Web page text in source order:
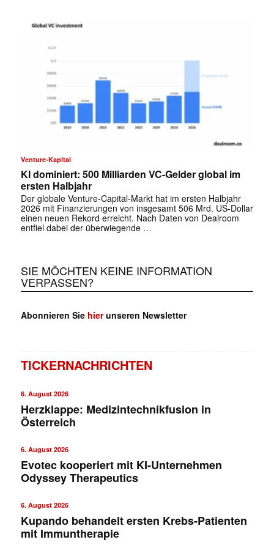
✕
Venture-Kapital
KI dominiert: 500 Milliarden VC-Gelder global im
ersten Halbjahr
Der globale Venture-Capital-Markt hat im ersten Halbjahr
2026 mit Finanzierungen von insgesamt 506 Mrd. US-Dollar
einen neuen Rekord erreicht. Nach Daten von Dealroom
entfiel dabei der überwiegende …
SIE MÖCHTEN KEINE INFORMATION
VERPASSEN?
Abonnieren Sie hierunseren Newsletter
TICKERNACHRICHTEN
6. August 2026
Herzklappe: Medizintechnikfusion in
Österreich
6. August 2026
Evotec kooperiert mit KI-Unternehmen
Odyssey Therapeutics
6. August 2026
Kupando behandelt ersten Krebs-Patienten
mit Immuntherapie